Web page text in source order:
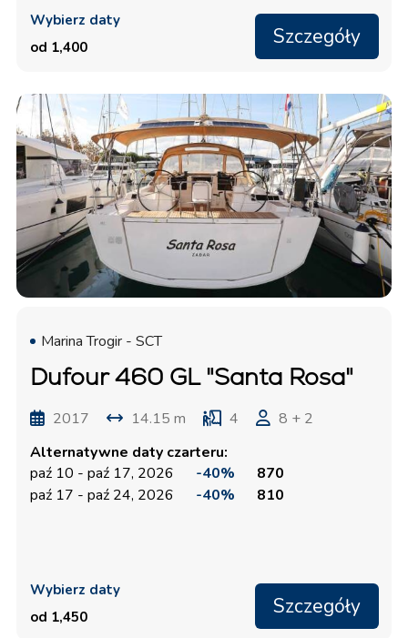
Wybierz daty
od 1,400
Szczegóły
Marina Trogir - SCT
Dufour 460 GL "Santa Rosa"
2017 14.15 m 4
8 + 2
Alternatywne daty czarteru:
paź 10 - paź 17, 2026
-40%
870
paź 17 - paź 24, 2026
-40% 810
Wybierz daty
od 1,450
Szczegóły